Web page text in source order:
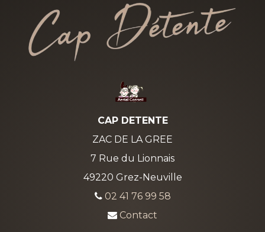
CAP DETENTE
ZAC DE LA GREE
7 Rue du Lionnais
49220 Grez-Neuville
02 41 76 99 58
Contact